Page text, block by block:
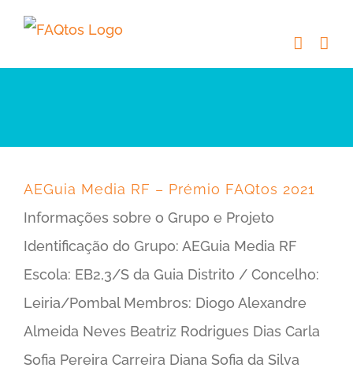
Skip
content
AEGuia Media RF – Prémio FAQtos 2021
Informações sobre o Grupo e Projeto
Identificação do Grupo: AEGuia Media RF
Escola: EB2,3/S da Guia Distrito / Concelho:
Leiria/Pombal Membros: Diogo Alexandre
Almeida Neves Beatriz Rodrigues Dias Carla
Sofia Pereira Carreira Diana Sofia da Silva